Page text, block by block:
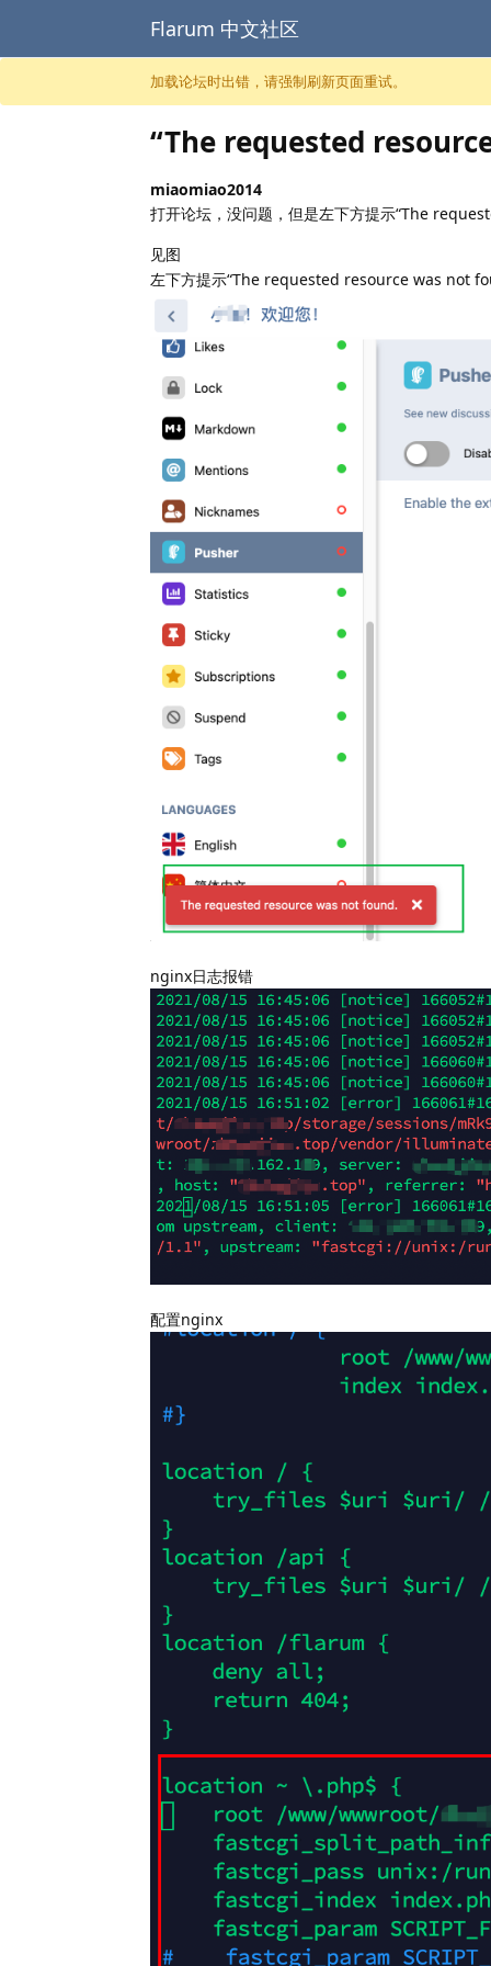
跳至内容
Flarum 中文社区
加载论坛时出错，请强制刷新页面重试。
“The requested
miaomiao2014
打开论坛，没问题，但是左下方提示“The
见图
左下方提示“The requested resource was not
nginx日志报错
配置nginx